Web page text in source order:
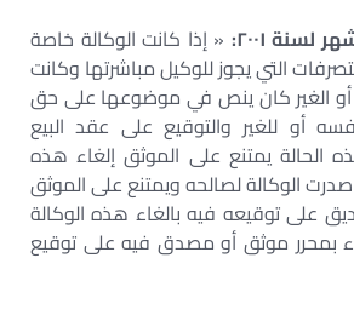
« إذا كانت الوكالة خاصة
التي يجوز للوكيل مباشرتها وكانت
أو الغير كان ينص في موضوعها على حق
أو للغير والتوقيع على عقد البيع
الحالة يمتنع على الموثق إلغاء هذه
صدرت الوكالة لصالحه ويمتنع على الموثق
على توقيعه فيه بالغاء هذه الوكالة
بمحرر موثق أو مصدق فيه على توقيع